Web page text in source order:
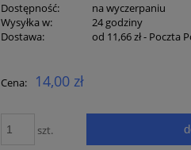
Dostępność:
na wyczerpaniu
Wysyłka w:
24 godziny
Dostawa:
od 11,66 zł- Poczta
płatności
Cena: 14,00 zł
szt.